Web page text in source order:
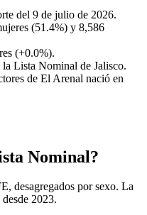
del 9 de julio de 2026.
(51.4%) y 8,586
(+0.0%).
Lista Nominal de Jalisco.
de El Arenal nació en
Nominal?
desagregados por sexo. La
2023.